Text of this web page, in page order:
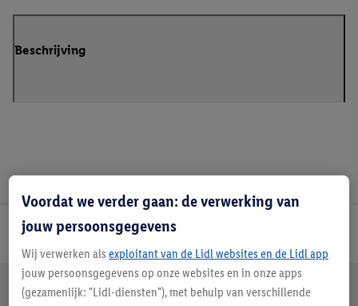
Beschrijving
Lidl Nieuwsbrief
Jouw voordelen bij ons als Lidl webshop klant
Gratis retourneren Veilig winkelen
Voordat we verder gaan: de verwerking van
jouw persoonsgegevens
Wij verwerken als exploitant van de Lidl websites en de Lidl app
jouw persoonsgegevens op onze websites en in onze apps
(gezamenlijk: "Lidl-diensten"), met behulp van verschillende